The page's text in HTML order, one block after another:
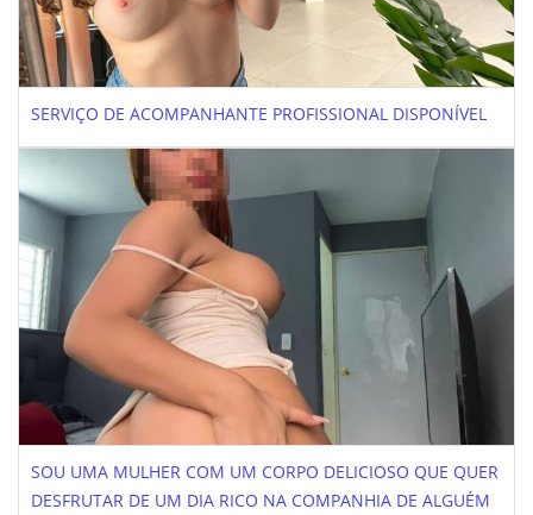
SERVIÇO DE ACOMPANHANTE PROFISSIONAL DISPONÍVEL
SOU UMA MULHER COM UM CORPO DELICIOSO QUE QUER
DESFRUTAR DE UM DIA RICO NA COMPANHIA DE ALGUÉM